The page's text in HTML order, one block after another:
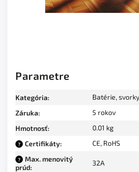
Parametre
Kategória:
Batérie,
Záruka:
5 rokov
Hmotnosť: 0.01 kg
? Certifikáty: CE, RoHS
?
Max. menovitý
prúd:
32A